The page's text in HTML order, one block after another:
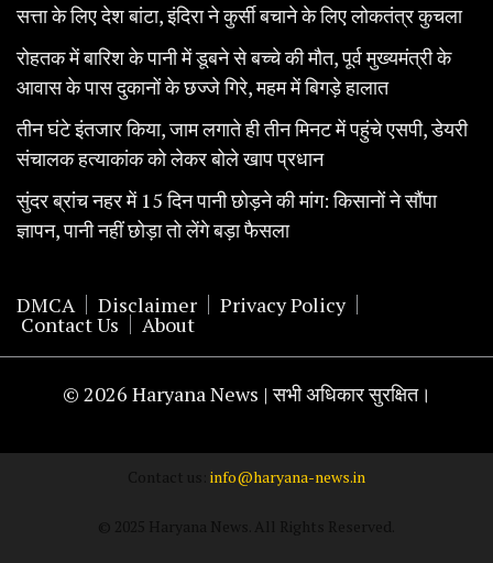
सत्ता के लिए देश बांटा, इंदिरा ने कुर्सी बचाने के लिए लोकतंत्र कुचला
रोहतक में बारिश के पानी में डूबने से बच्चे की मौत, पूर्व मुख्यमंत्री के
आवास के पास दुकानों के छज्जे गिरे, महम में बिगड़े हालात
तीन घंटे इंतजार किया, जाम लगाते ही तीन मिनट में पहुंचे एसपी, डेयरी
संचालक हत्याकांक को लेकर बोले खाप प्रधान
सुंदर ब्रांच नहर में 15 दिन पानी छोड़ने की मांग: किसानों ने सौंपा
ज्ञापन, पानी नहीं छोड़ा तो लेंगे बड़ा फैसला
DMCA Disclaimer Privacy Policy
Contact Us About
© 2026 Haryana News | सभी अधिकार सुरक्षित।
info@haryana-news.in